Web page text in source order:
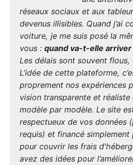
réseaux sociaux et aux
devenus illisibles. Quand j’ai
voiture, je me suis posé la
vous : quand va-t-elle arriver
Les délais sont souvent flous,
L’idée de cette plateforme,
proprement nos expériences
vision transparente et réaliste
modèle par modèle. Le site
respectueux de vos données
requis) et financé
pour couvrir les frais
avez des idées pour